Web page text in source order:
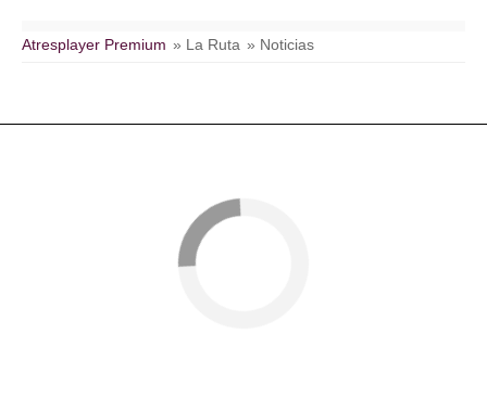
Atresplayer Premium » La Ruta » Noticias